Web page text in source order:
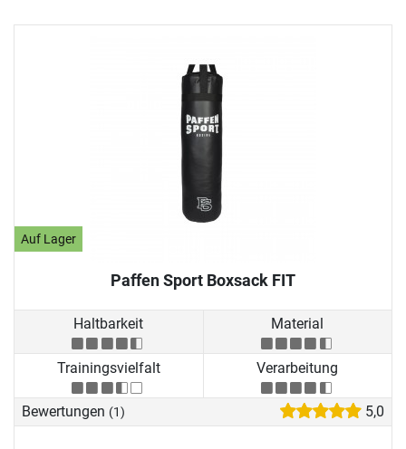
Auf Lager
Paffen Sport Boxsack FIT
Haltbarkeit Material
Trainingsvielfalt Verarbeitung
Bewertungen (1) 5,0